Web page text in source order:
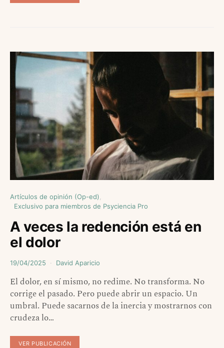
Artículos de opinión (Op-ed)
Exclusivo para miembros de Psyciencia Pro
A veces la redención está en
el dolor
19/04/2025 David Aparicio
El dolor, en sí mismo, no redime. No transforma. No
corrige el pasado. Pero puede abrir un espacio. Un
umbral. Puede sacarnos de la inercia y mostrarnos con
crudeza lo…
VER PUBLICACIÓN